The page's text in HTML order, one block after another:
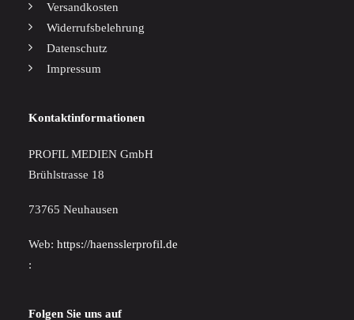
Versandkosten
Widerrufsbelehrung
Datenschutz
Impressum
Kontaktinformationen
PROFIL MEDIEN GmbH
Brühlstrasse 18
73765 Neuhausen
Web: https://haensslerprofil.de
:
Folgen Sie uns auf